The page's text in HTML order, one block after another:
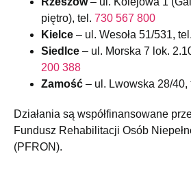
piętro), tel. 730 567 800
Kielce – ul. Wesoła 51/531, tel.
Siedlce – ul. Morska 7 lok.
200 388
Zamość – ul. Lwowska 28/40,
Działania są współfinansowane
Fundusz Rehabilitacji Osób
(PFRON).